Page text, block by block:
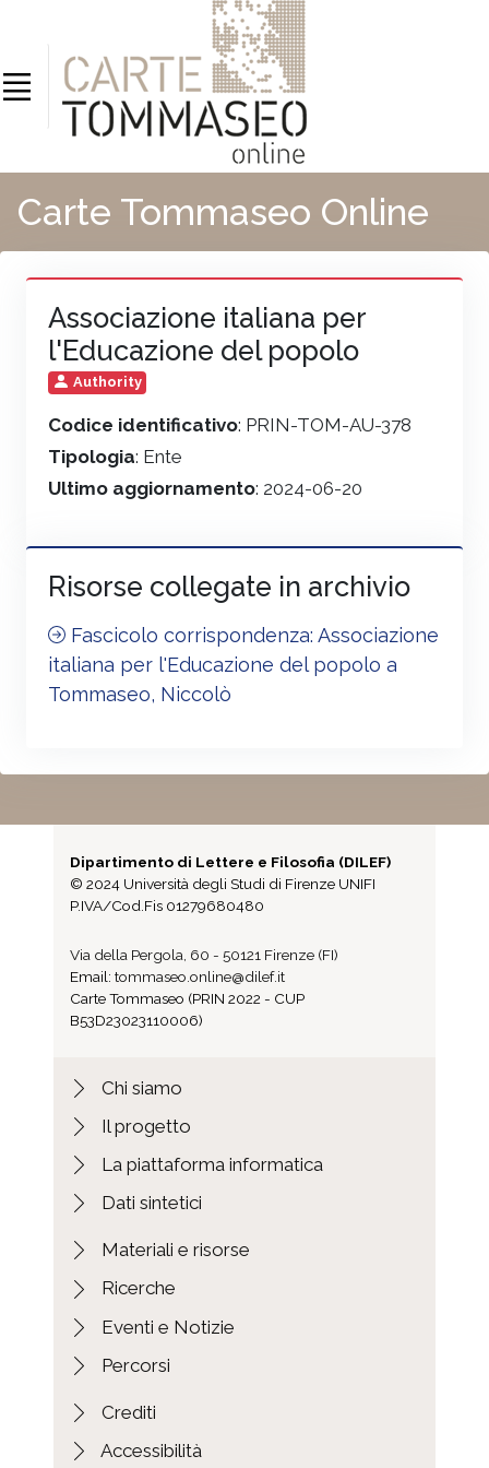
Carte Tommaseo Online
Associazione italiana per
l'Educazione del popolo
Authority
Codice identificativo: PRIN-TOM-AU-378
Tipologia: Ente
Ultimo aggiornamento: 2024-06-20
Risorse collegate in archivio
Fascicolo corrispondenza: Associazione
italiana per l'Educazione del popolo a
Tommaseo, Niccolò
Dipartimento di Lettere e Filosofia (DILEF)
© 2024 Università degli Studi di Firenze UNIFI
P.IVA/Cod.Fis 01279680480
Via della Pergola, 60 - 50121 Firenze (FI)
Email: tommaseo.online@dilef.it
Carte Tommaseo (PRIN 2022 - CUP
B53D23023110006)
Chi siamo
Il progetto
La piattaforma informatica
Dati sintetici
Materiali e risorse
Ricerche
Eventi e Notizie
Percorsi
Crediti
Accessibilità